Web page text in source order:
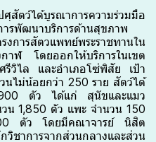
สัตว์ได้บูรณาการความร่วมมือ
ารพัฒนาบริการด้านสุขภาพ
งการสัตวแพทย์พระราชทานใน
าฬ โดยออกให้บริการในเขต
รีวิไล และอำเภอโซ่พิสัย เป้า
นไม่น้อยกว่า 250 ราย สัตว์ได้
ตัว ได้แก่ สุนัขและแมว
น 1,850 ตัว แพะ จำนวน 150
ตัว โดยมีคณาจารย์ นิสิต
การจากส่วนกลางและส่วน